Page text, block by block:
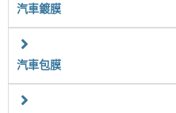
汽車鍍膜
汽車包膜